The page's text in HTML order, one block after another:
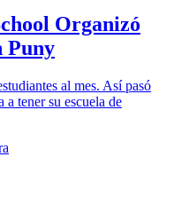
Organizó
Puny
al mes. Así pasó
tener su escuela de